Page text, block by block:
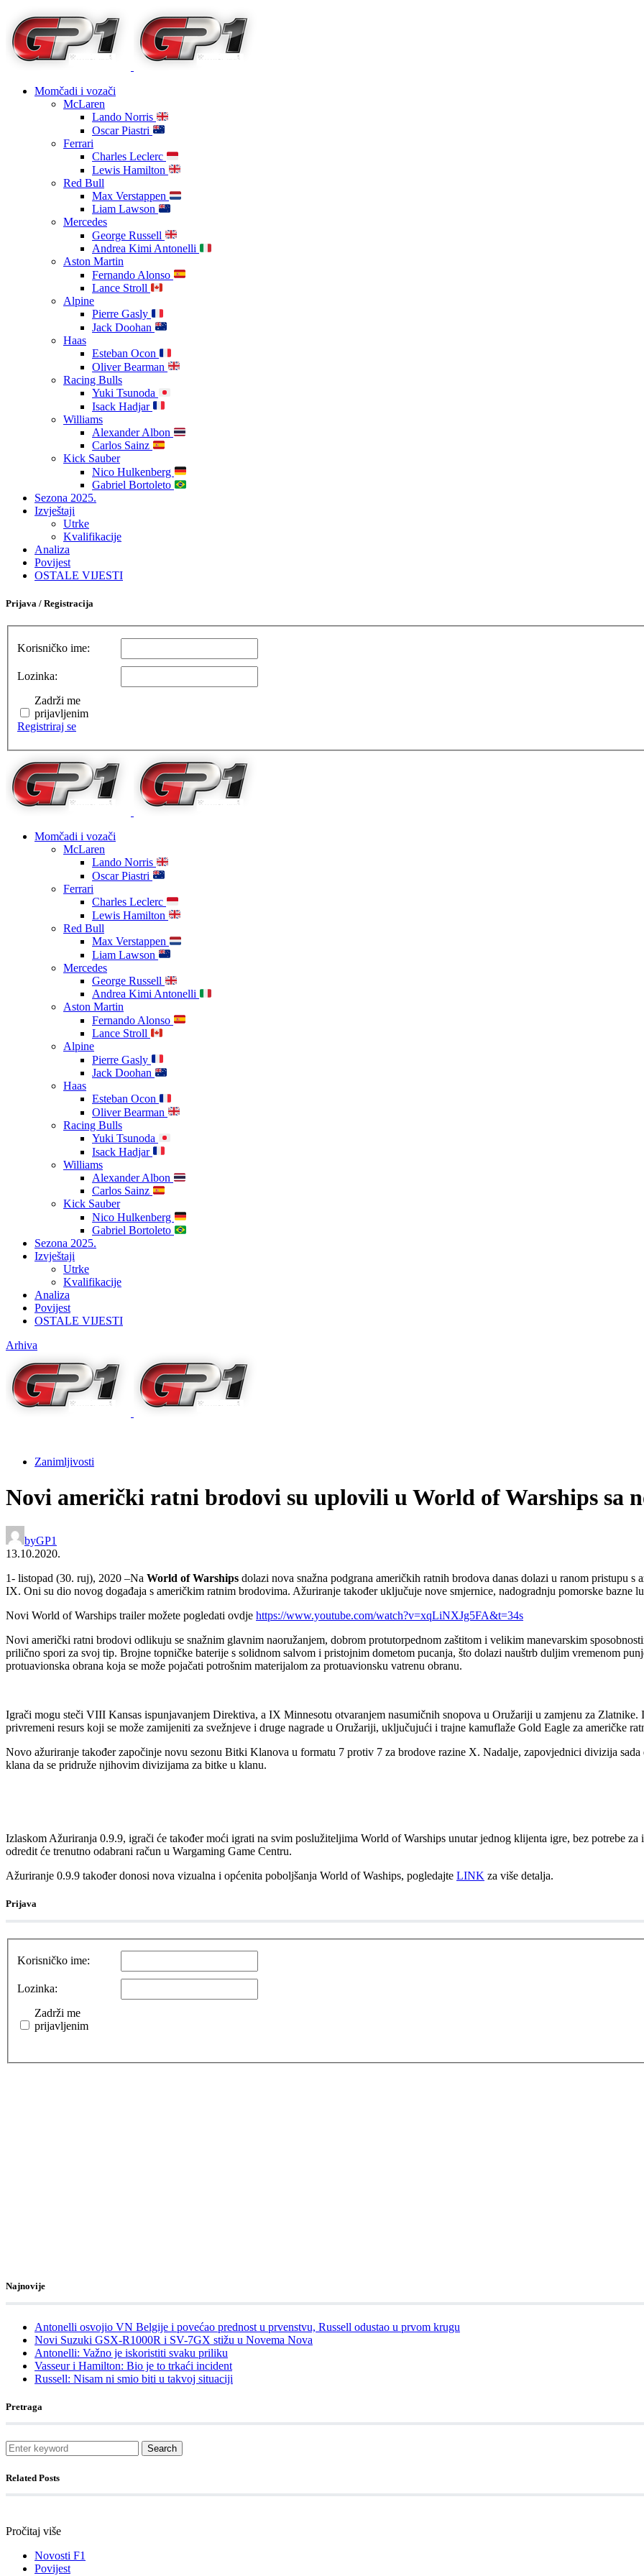
Momčadi i vozači
McLaren
Lando Norris
Oscar Piastri
Ferrari
Charles Leclerc
Lewis Hamilton
Red Bull
Max Verstappen
Liam Lawson
Mercedes
George Russell
Andrea Kimi Antonelli
Aston Martin
Fernando Alonso
Lance Stroll
Alpine
Pierre Gasly
Jack Doohan
Haas
Esteban Ocon
Oliver Bearman
Racing Bulls
Yuki Tsunoda
Isack Hadjar
Williams
Alexander Albon
Carlos Sainz
Kick Sauber
Nico Hulkenberg
Gabriel Bortoleto
Sezona 2025.
Izvještaji
Utrke
Kvalifikacije
Analiza
Povijest
OSTALE VIJESTI
Prijava / Registracija
Korisničko ime:
Lozinka:
Zadrži me
prijavljenim
Registriraj se
Momčadi i vozači
McLaren
Lando Norris
Oscar Piastri
Ferrari
Charles Leclerc
Lewis Hamilton
Red Bull
Max Verstappen
Liam Lawson
Mercedes
George Russell
Andrea Kimi Antonelli
Aston Martin
Fernando Alonso
Lance Stroll
Alpine
Pierre Gasly
Jack Doohan
Haas
Esteban Ocon
Oliver Bearman
Racing Bulls
Yuki Tsunoda
Isack Hadjar
Williams
Alexander Albon
Carlos Sainz
Kick Sauber
Nico Hulkenberg
Gabriel Bortoleto
Sezona 2025.
Izvještaji
Utrke
Kvalifikacije
Analiza
Povijest
OSTALE VIJESTI
Arhiva
Zanimljivosti
Novi američki ratni brodovi su uplovili u World of Warships sa
byGP1
13.10.2020.
1- listopad (30. ruj), 2020 –Na World of Warships dolazi nova snažna podgrana američkih ratnih brodova danas dolazi u ranom pristupu
IX. Oni su dio novog događaja s američkim ratnim brodovima. Ažuriranje također uključuje nove smjernice, nadogradnju pomorske bazne
Novi World of Warships trailer možete pogledati ovdje https://www.youtube.com/watch?v=xqLiNXJg5FA&t=34s
Novi američki ratni brodovi odlikuju se snažnim glavnim naoružanjem, dobrom protutorpednom zaštitom i velikim manevarskim
prilično spori za svoj tip. Brojne topničke baterije s solidnom salvom i pristojnim dometom pucanja, što dolazi nauštrb duljim vremenom
protuavionska obrana koja se može pojačati potrošnim materijalom za protuavionsku vatrenu obranu.
Igrači mogu steči VIII Kansas ispunjavanjem Direktiva, a IX Minnesotu otvaranjem nasumičnih snopova u Oružariji u zamjenu za
privremeni resurs koji se može zamijeniti za svežnjeve i druge nagrade u Oružariji, uključujući i trajne kamuflaže Gold Eagle za američke
Novo ažuriranje također započinje novu sezonu Bitki Klanova u formatu 7 protiv 7 za brodove razine X. Nadalje, zapovjednici divizija
klana da se pridruže njihovim divizijama za bitke u klanu.
Izlaskom Ažuriranja 0.9.9, igrači će također moći igrati na svim poslužiteljima World of Warships unutar jednog klijenta igre, bez potrebe
odredit će trenutno odabrani račun u Wargaming Game Centru.
Ažuriranje 0.9.9 također donosi nova vizualna i općenita poboljšanja World of Waships, pogledajte LINK za više detalja.
Prijava
Korisničko ime:
Lozinka:
Zadrži me
prijavljenim
Najnovije
Antonelli osvojio VN Belgije i povećao prednost u prvenstvu, Russell odustao u prvom krugu
Novi Suzuki GSX-R1000R i SV-7GX stižu u Novema Nova
Antonelli: Važno je iskoristiti svaku priliku
Vasseur i Hamilton: Bio je to trkaći incident
Russell: Nisam ni smio biti u takvoj situaciji
Pretraga
Search
Related Posts
Pročitaj više
Novosti F1
Povijest